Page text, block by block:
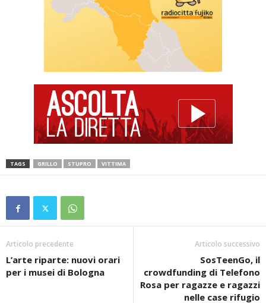
TAGS GRILLO STUPRO VITTIMA
Articolo precedente
L’arte riparte: nuovi orari
per i musei di Bologna
Articolo successivo
SosTeenGo, il
crowdfunding di Telefono
Rosa per ragazze e ragazzi
nelle case rifugio